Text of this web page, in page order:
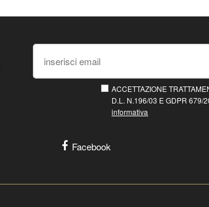
ACCETTAZIONE
D.L. N.196/03 E GDPR 679/
informativa
Facebook